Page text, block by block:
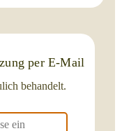
per E-Mail
behandelt.